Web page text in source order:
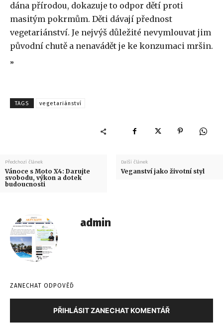
dána přírodou, dokazuje to odpor dětí proti
masitým pokrmům. Děti dávají přednost
vegetariánství. Je nejvýš důležité nevymlouvat jim
původní chutě a nenavádět je ke konzumaci mršin.
„
TAGS vegetariánství
Předchozí článek
Vánoce s Moto X4: Darujte
svobodu, výkon a dotek
budoucnosti
Další článek
Veganství jako životní styl
admin
ZANECHAT ODPOVĚĎ
PŘIHLÁSIT ZANECHAT KOMENTÁŘ